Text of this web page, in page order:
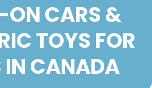
ON CARS &
TOYS FOR
IN CANADA